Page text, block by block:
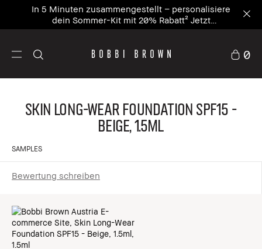
In 5 Minuten zusammengestellt – personalisiere
dein Sommer-Kit mit 20% Rabatt² Jetzt
personalisieren
0
Skin Long-Wear Foundation SPF15 -
Beige, 1.5ml
SAMPLES
Bewertung schreiben